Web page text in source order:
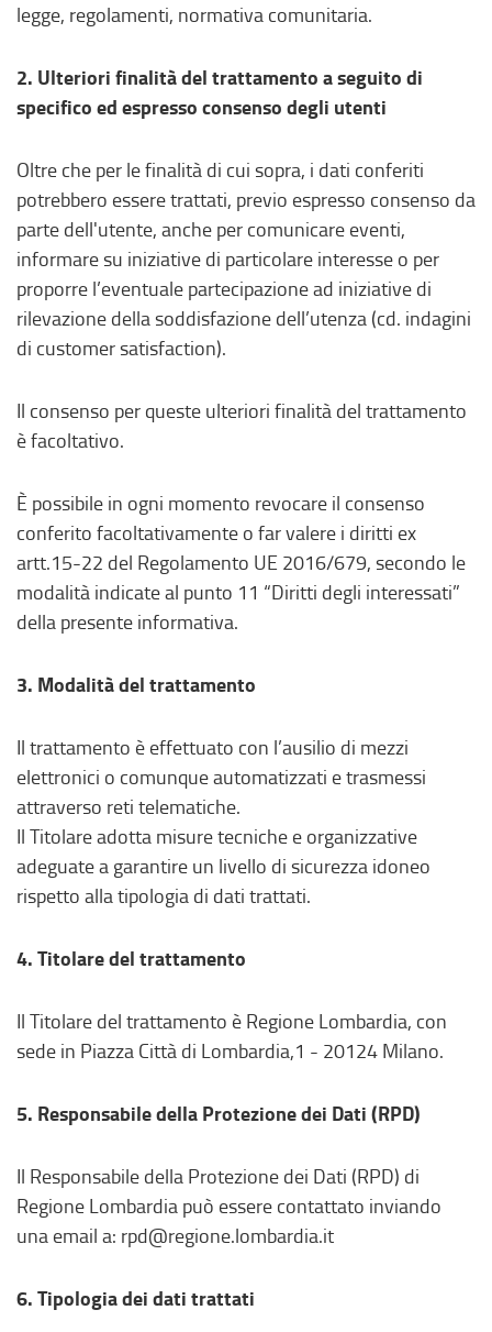
legge, regolamenti, normativa comunitaria.
2. Ulteriori finalità del trattamento a seguito di
specifico ed espresso consenso degli utenti
Oltre che per le finalità di cui sopra, i dati conferiti
potrebbero essere trattati, previo espresso consenso da
parte dell'utente, anche per comunicare eventi,
informare su iniziative di particolare interesse o per
proporre l’eventuale partecipazione ad iniziative di
rilevazione della soddisfazione dell’utenza (cd. indagini
di customer satisfaction).
Il consenso per queste ulteriori finalità del trattamento
è facoltativo.
È possibile in ogni momento revocare il consenso
conferito facoltativamente o far valere i diritti ex
artt.15-22 del Regolamento UE 2016/679, secondo le
modalità indicate al punto 11 “Diritti degli interessati”
della presente informativa.
3. Modalità del trattamento
Il trattamento è effettuato con l’ausilio di mezzi
elettronici o comunque automatizzati e trasmessi
attraverso reti telematiche.
Il Titolare adotta misure tecniche e organizzative
adeguate a garantire un livello di sicurezza idoneo
rispetto alla tipologia di dati trattati.
4. Titolare del trattamento
Il Titolare del trattamento è Regione Lombardia, con
sede in Piazza Città di Lombardia,1 - 20124 Milano.
5. Responsabile della Protezione dei Dati (RPD)
Il Responsabile della Protezione dei Dati (RPD) di
Regione Lombardia può essere contattato inviando
una email a: rpd@regione.lombardia.it
6. Tipologia dei dati trattati